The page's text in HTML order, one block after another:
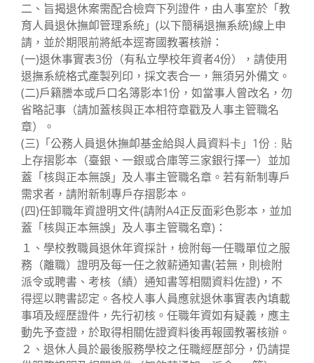
二、旨揭退休案需配合檢齊下列證件，由人事室於「教
育人員退休撫卹管理系統」(以下簡稱退撫系統)線上申
請，並於期限前將紙本逕寄國教署核辦：
(一)退休事實表3份（有私立學校年資者4份），請使用
退撫系統格式產製列印，採文表合一，無須另外備文。
(二)戶籍謄本或戶口名簿影本1份，如當事人曾改名，勿
省略記事（請加蓋核與正本相符章戳及人事主管職名
章）。
(三)「公務人員退休撫卹基金給與人員資料卡」1份﹕貼
上存摺影本（臺銀、一銀或合庫等三家銀行擇一）並加
蓋「核與正本無誤」及人事主管職名章。若有新制專戶
需求者，請附新制專戶存摺影本。
(四)任卸職年資證明文件(請附A4正反面彩色影本，並加
蓋「核與正本無誤」及人事主管職名章)：
１、學校教職員退休年資採計，檢附每一任職單位之服
務（離職）證明及每一任之敘薪通知書(若無，則檢附
派令或聘書、考核（績）通知書等相關資料佐證)，不
得逕以聘書認定。各校人事人員應就退休事實表內填載
事項及經歷證件，先行初核。任職年資如有疑義，應主
動先予查證，於取得相關佐證資料後再報國教署核辦。
２、退休人員於最後服務學校之任職經歷部分，仍請提